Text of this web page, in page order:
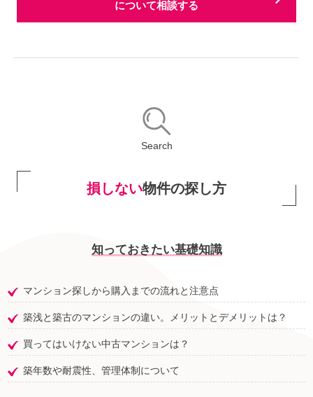
について相談する
Search
損しない物件の探し方
知っておきたい基礎知識
マンション探しから購入までの流れと注意点
築浅と築古のマンションの違い。メリットとデメリットは？
買ってはいけない中古マンションは？
築年数や耐震性、管理体制について